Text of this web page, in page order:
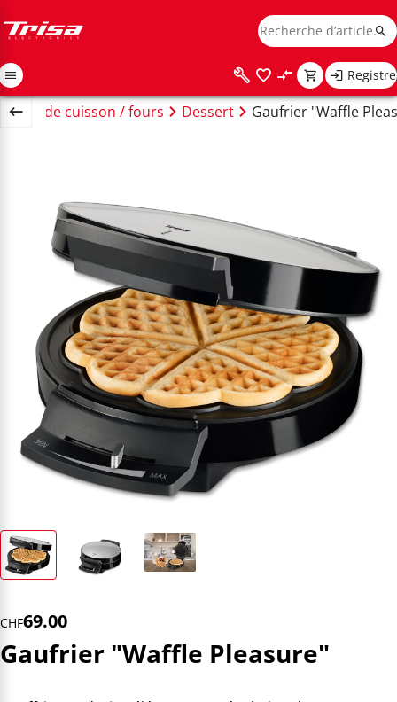
Registre
de cuisson / fours Dessert Gaufrier "Waffle
CHF69.00
Gaufrier "Waffle Pleasure"